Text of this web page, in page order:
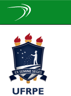
navigation